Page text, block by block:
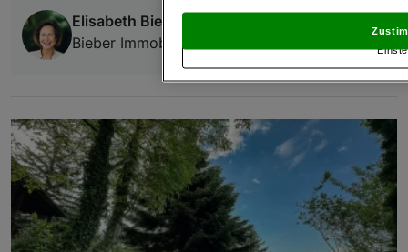
Elisabeth Bieber
Bieber Immobilien GmbHund Widerspruch gegen die Verarbeitung auf der
„Cookie Einstellungen“, die sich auf jeder Seite
Verwendung genauer Standortdaten.
Zugriff auf Informationen auf einem Endgerät.
und der Performance von Inhalten,
Liste der Partner (Lieferanten)